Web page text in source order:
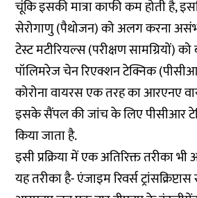
चूंकि इसकी मात्रा काफी कम होती है,
सेरोगाणु (पैथोजन) को अलग करना
टेस्ट मटीरियल्स (परीक्षण सामग्रियों)
पॉलिमरेज चेन रिएक्शन टेक्निक
कोरोना वायरस एक तरह का आरएनए
इसके सैंपल की जांच के लिए पीसीआर
किया जाता है.
इसी प्रक्रिया में एक अतिरिक्त तरीका
यह तरीका है- एंजाइम रिवर्स